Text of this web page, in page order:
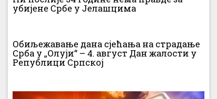
убијене Србе у Јелашцима
Обиљежавање дана сјећања на страдање
Срба у „Олуји“ – 4. август Дан жалости у
Републици Српској